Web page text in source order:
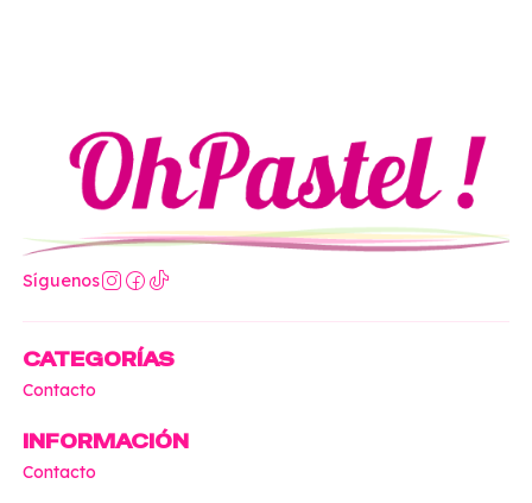
Síguenos
CATEGORÍAS
Contacto
INFORMACIÓN
Contacto